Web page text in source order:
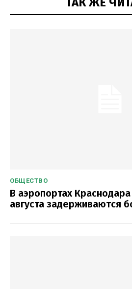
ОБЩЕСТВО
В аэропортах
августа задерживаются